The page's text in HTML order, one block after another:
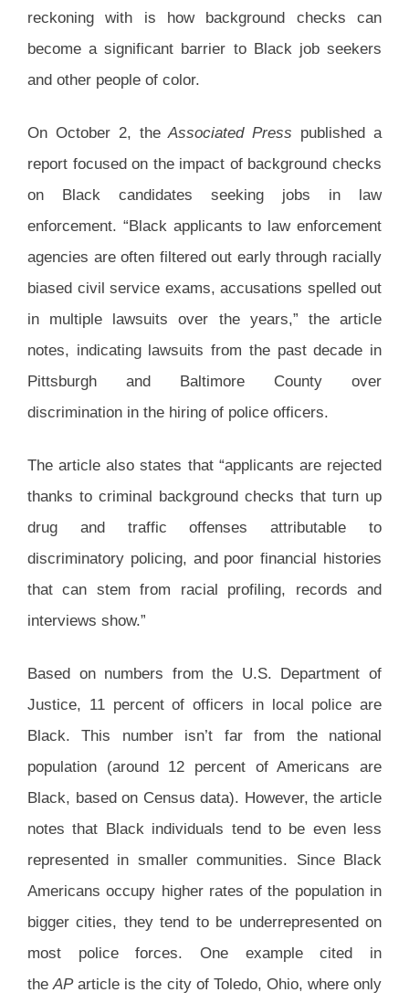
reckoning with is how background checks can
become a significant barrier to Black job seekers
and other people of color.
On October 2, theAssociated Press published a
report focused on the impact of background checks
on Black candidates seeking jobs in law
enforcement. “Black applicants to law enforcement
agencies are often filtered out early through racially
biased civil service exams, accusations spelled out
in multiple lawsuits over the years,” the article
notes, indicating lawsuits from the past decade in
Pittsburgh and Baltimore County over
discrimination in the hiring of police officers.
The article also states that “applicants are rejected
thanks to criminal background checks that turn up
drug and traffic offenses attributable to
discriminatory policing, and poor financial histories
that can stem from racial profiling, records and
interviews show.”
Based on numbers from the U.S. Department of
Justice, 11 percent of officers in local police are
Black. This number isn’t far from the national
population (around 12 percent of Americans are
Black, based on Census data). However, the article
notes that Black individuals tend to be even less
represented in smaller communities. Since Black
Americans occupy higher rates of the population in
bigger cities, they tend to be underrepresented on
most police forces. One example cited in
theAParticle is the city of Toledo, Ohio, where only